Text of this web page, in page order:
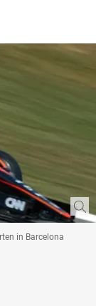
in Barcelona